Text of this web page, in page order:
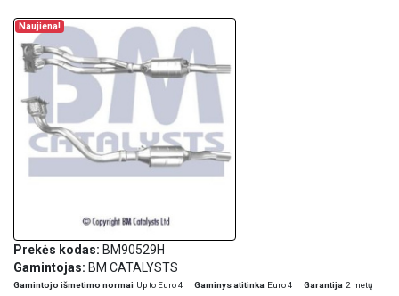
Naujiena!
Prekės kodas: BM90529H
Gamintojas: BM CATALYSTS
Gamintojo išmetimo normai Up to Euro 4 Gaminys atitinka Euro 4 Garantija 2 metų